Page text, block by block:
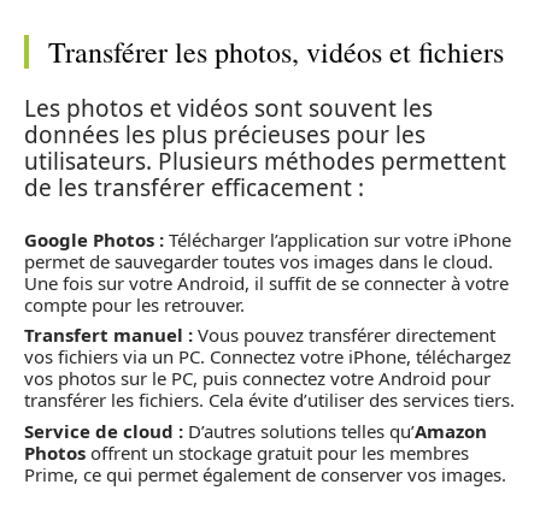
Transférer les photos, vidéos et fichiers
Les photos et vidéos sont souvent les
données les plus précieuses pour les
utilisateurs. Plusieurs méthodes permettent
de les transférer efficacement :
Google Photos : Télécharger l’application sur votre iPhone
permet de sauvegarder toutes vos images dans le cloud.
Une fois sur votre Android, il suffit de se connecter à votre
compte pour les retrouver.
Transfert manuel : Vous pouvez transférer directement
vos fichiers via un PC. Connectez votre iPhone, téléchargez
vos photos sur le PC, puis connectez votre Android pour
transférer les fichiers. Cela évite d’utiliser des services tiers.
Service de cloud : D’autres solutions telles qu’Amazon
Photos offrent un stockage gratuit pour les membres
Prime, ce qui permet également de conserver vos images.